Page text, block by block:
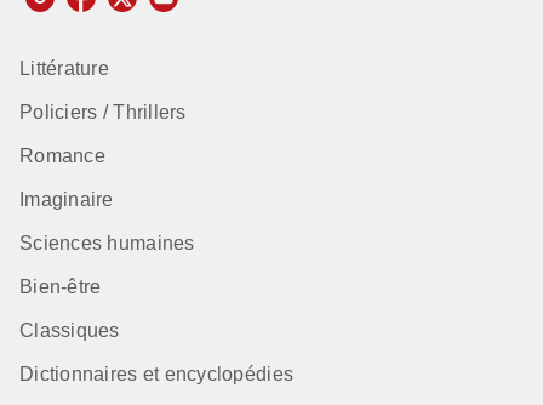
Littérature
Policiers / Thrillers
Romance
Imaginaire
Sciences humaines
Bien-être
Classiques
Dictionnaires et encyclopédies